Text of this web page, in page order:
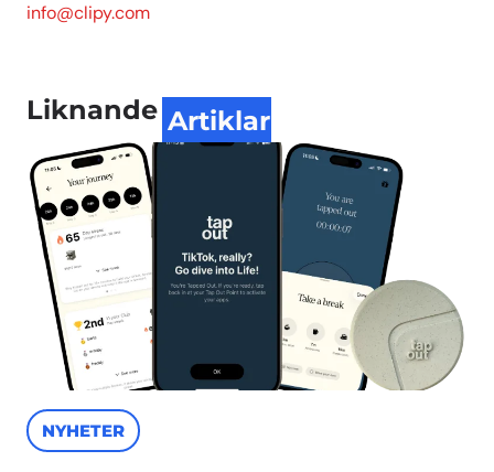
info@clipy.com
Liknande Artiklar
NYHETER